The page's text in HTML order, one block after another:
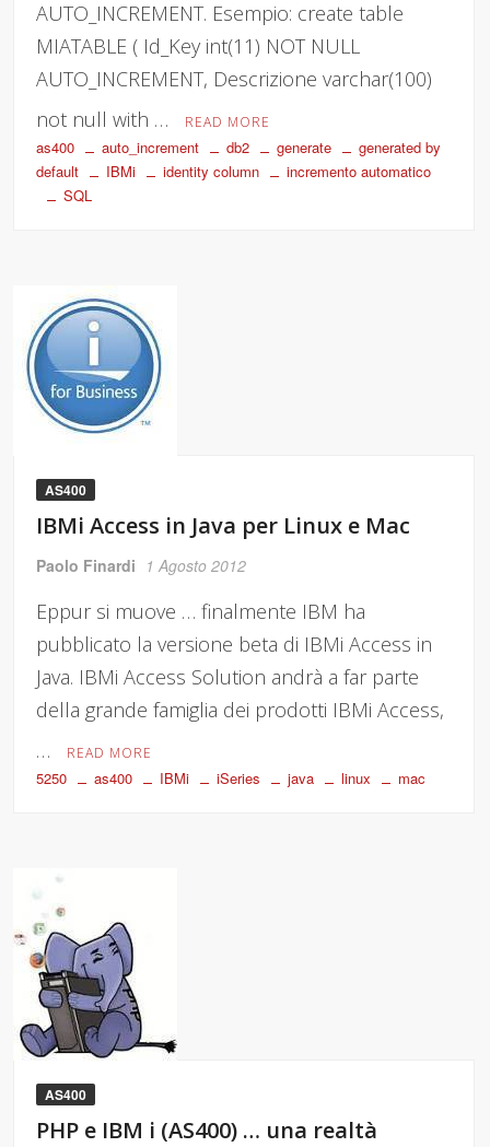
AUTO_INCREMENT. Esempio: create table
MIATABLE ( Id_Key int(11) NOT NULL
AUTO_INCREMENT, Descrizione varchar(100)
not null with …
READ MORE
as400 auto_increment db2 generate
generated by
default
IBMi identity column
incremento automatico
SQL
AS400
IBMi Access in Java per Linux e Mac
Paolo Finardi 1 Agosto 2012
Eppur si muove … finalmente IBM ha
pubblicato la versione beta di IBMi Access in
Java. IBMi Access Solution andrà a far parte
della grande famiglia dei prodotti IBMi Access,
…
READ MORE
5250 as400 IBMi iSeries java linux mac
AS400
PHP e IBM i (AS400) … una realtà